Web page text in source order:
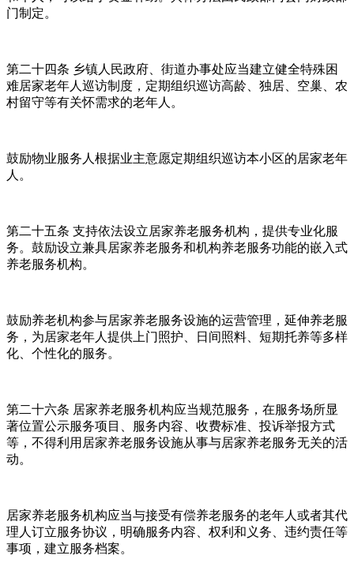
门制定。
第二十四条 乡镇人民政府、街道办事处应当建立健全特殊困
难居家老年人巡访制度，定期组织巡访高龄、独居、空巢、农
村留守等有关怀需求的老年人。
鼓励物业服务人根据业主意愿定期组织巡访本小区的居家老年
人。
第二十五条 支持依法设立居家养老服务机构，提供专业化服
务。鼓励设立兼具居家养老服务和机构养老服务功能的嵌入式
养老服务机构。
鼓励养老机构参与居家养老服务设施的运营管理，延伸养老服
务，为居家老年人提供上门照护、日间照料、短期托养等多样
化、个性化的服务。
第二十六条 居家养老服务机构应当规范服务，在服务场所显
著位置公示服务项目、服务内容、收费标准、投诉举报方式
等，不得利用居家养老服务设施从事与居家养老服务无关的活
动。
居家养老服务机构应当与接受有偿养老服务的老年人或者其代
理人订立服务协议，明确服务内容、权利和义务、违约责任等
事项，建立服务档案。